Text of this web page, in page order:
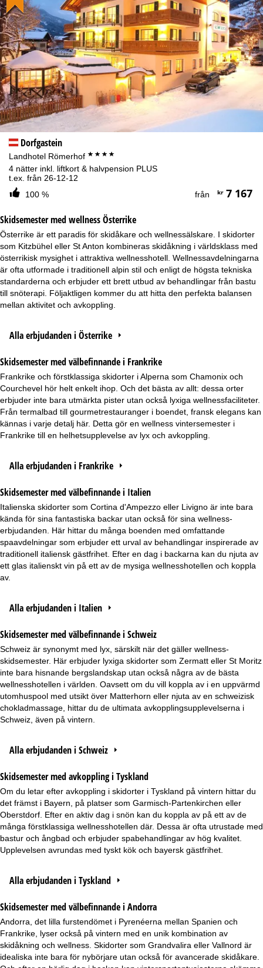
Dorfgastein
Landhotel Römerhof ****
4 nätter inkl. liftkort & halvpension PLUS
t.ex. från 26-12-12
100 %
från kr7 167
Skidsemester med wellness Österrike
Österrike är ett paradis för skidåkare och wellnessälskare. I skidorter
som Kitzbühel eller St Anton kombineras skidåkning i världsklass med
österrikisk mysighet i attraktiva wellnesshotell. Wellnessavdelningarna
är ofta utformade i traditionell alpin stil och enligt de högsta tekniska
standarderna och erbjuder ett brett utbud av behandlingar från bastu
till snöterapi. Följaktligen kommer du att hitta den perfekta balansen
mellan aktivitet och avkoppling.
Alla erbjudanden i Österrike
Skidsemester med välbefinnande i Frankrike
Frankrike och förstklassiga skidorter i Alperna som Chamonix och
Courchevel hör helt enkelt ihop. Och det bästa av allt: dessa orter
erbjuder inte bara utmärkta pister utan också lyxiga wellnessfaciliteter.
Från termalbad till gourmetrestauranger i boendet, fransk elegans kan
kännas i varje detalj här. Detta gör en wellness vintersemester i
Frankrike till en helhetsupplevelse av lyx och avkoppling.
Alla erbjudanden i Frankrike
Skidsemester med välbefinnande i Italien
Italienska skidorter som Cortina d'Ampezzo eller Livigno är inte bara
kända för sina fantastiska backar utan också för sina wellness-
erbjudanden. Här hittar du många boenden med omfattande
spaavdelningar som erbjuder ett urval av behandlingar inspirerade av
traditionell italiensk gästfrihet. Efter en dag i backarna kan du njuta av
ett glas italienskt vin på ett av de mysiga wellnesshotellen och koppla
av.
Alla erbjudanden i Italien
Skidsemester med välbefinnande i Schweiz
Schweiz är synonymt med lyx, särskilt när det gäller wellness-
skidsemester. Här erbjuder lyxiga skidorter som Zermatt eller St Moritz
inte bara hisnande bergslandskap utan också några av de bästa
wellnesshotellen i världen. Oavsett om du vill koppla av i en uppvärmd
utomhuspool med utsikt över Matterhorn eller njuta av en schweizisk
chokladmassage, hittar du de ultimata avkopplingsupplevelserna i
Schweiz, även på vintern.
Alla erbjudanden i Schweiz
Skidsemester med avkoppling i Tyskland
Om du letar efter avkoppling i skidorter i Tyskland på vintern hittar du
det främst i Bayern, på platser som Garmisch-Partenkirchen eller
Oberstdorf. Efter en aktiv dag i snön kan du koppla av på ett av de
många förstklassiga wellnesshotellen där. Dessa är ofta utrustade med
bastur och ångbad och erbjuder spabehandlingar av hög kvalitet.
Upplevelsen avrundas med tyskt kök och bayersk gästfrihet.
Alla erbjudanden i Tyskland
Skidsemester med välbefinnande i Andorra
Andorra, det lilla furstendömet i Pyrenéerna mellan Spanien och
Frankrike, lyser också på vintern med en unik kombination av
skidåkning och wellness. Skidorter som Grandvalira eller Vallnord är
idealiska inte bara för nybörjare utan också för avancerade skidåkare.